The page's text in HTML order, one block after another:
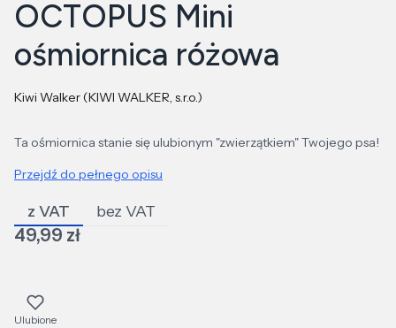
OCTOPUS Mini
ośmiornica różowa
Kiwi Walker (KIWI WALKER, s.r.o.)
Ta ośmiornica stanie się ulubionym "zwierzątkiem" Twojego psa!
Przejdź do pełnego opisu
z VAT bez VAT
Cena
49,99 zł
Ulubione